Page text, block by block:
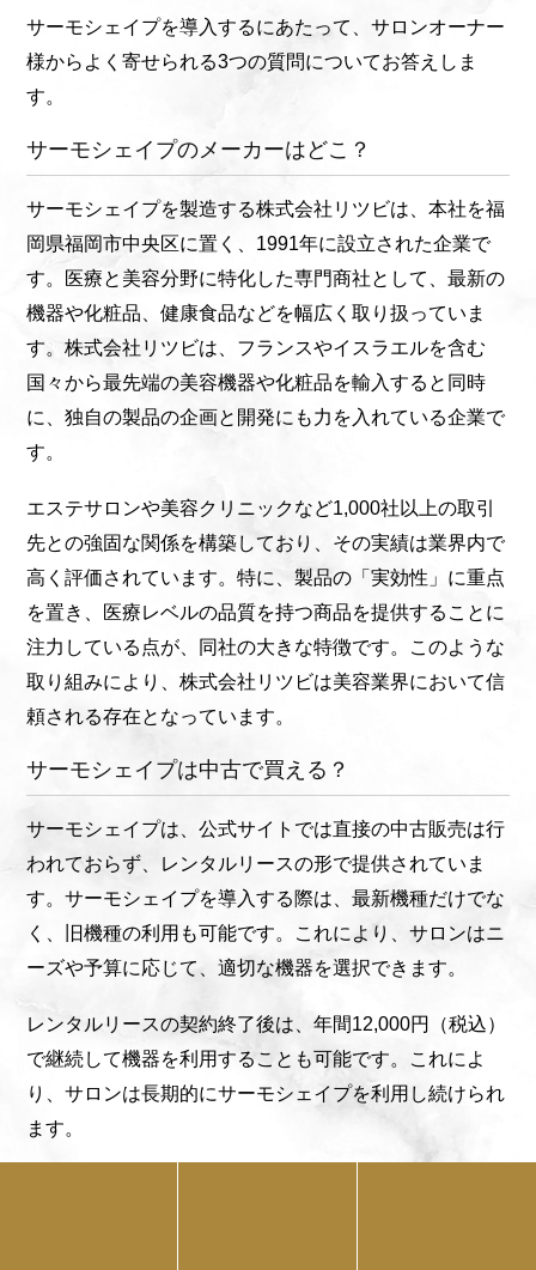
サーモシェイプを導入するにあたって、サロンオーナー
様からよく寄せられる3つの質問についてお答えしま
す。
サーモシェイプのメーカーはどこ？
サーモシェイプを製造する株式会社リツビは、本社を福
岡県福岡市中央区に置く、1991年に設立された企業で
す。医療と美容分野に特化した専門商社として、最新の
機器や化粧品、健康食品などを幅広く取り扱っていま
す。株式会社リツビは、フランスやイスラエルを含む
国々から最先端の美容機器や化粧品を輸入すると同時
に、独自の製品の企画と開発にも力を入れている企業で
す。
エステサロンや美容クリニックなど1,000社以上の取引
先との強固な関係を構築しており、その実績は業界内で
高く評価されています。特に、製品の「実効性」に重点
を置き、医療レベルの品質を持つ商品を提供することに
注力している点が、同社の大きな特徴です。このような
取り組みにより、株式会社リツビは美容業界において信
頼される存在となっています。
サーモシェイプは中古で買える？
サーモシェイプは、公式サイトでは直接の中古販売は行
われておらず、レンタルリースの形で提供されていま
す。サーモシェイプを導入する際は、最新機種だけでな
く、旧機種の利用も可能です。これにより、サロンはニ
ーズや予算に応じて、適切な機器を選択できます。
レンタルリースの契約終了後は、年間12,000円（税込）
で継続して機器を利用することも可能です。これによ
り、サロンは長期的にサーモシェイプを利用し続けられ
ます。